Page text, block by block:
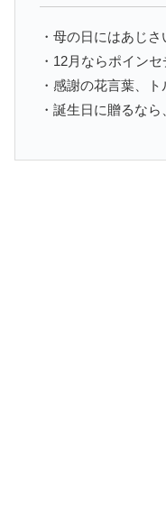
・母の日にはあじ
・12月ならポイン
・感謝の花言葉、
・誕生日に贈るな